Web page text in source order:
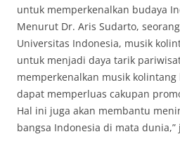
untuk memperkenalkan budaya
Menurut Dr. Aris Sudarto,
Universitas Indonesia, musik
untuk menjadi daya tarik
memperkenalkan musik kolintang
dapat memperluas cakupan
Hal ini juga akan membantu
bangsa Indonesia di mata dunia,”